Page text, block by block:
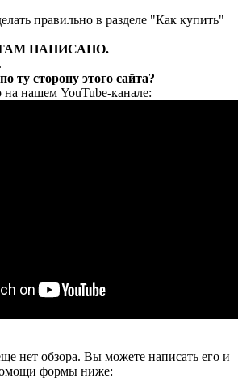
правильно в разделе "Как купить"
ТАМ НАПИСАНО.
ту сторону этого сайта?
нашем YouTube-канале:
нет обзора. Вы можете написать его и
формы ниже: